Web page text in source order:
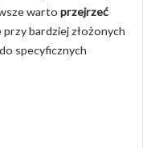
warto przejrzeć
przy bardziej złożonych
specyficznych